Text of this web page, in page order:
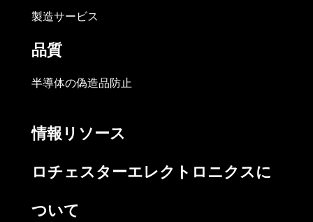
製造サービス
品質
半導体の偽造品防止
情報リソース
ロチェスターエレクトロニクスに
ついて